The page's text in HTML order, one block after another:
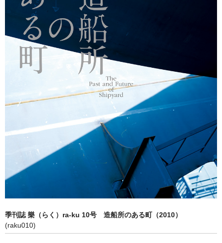
季刊誌 樂（らく）ra-ku 10号 造船所のある町（2010）
(raku010)